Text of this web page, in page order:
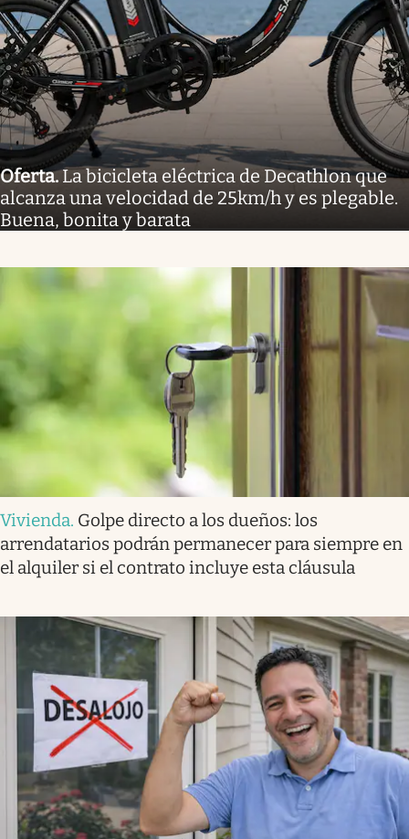
Oferta.La bicicleta eléctrica de Decathlon que
alcanza una velocidad de 25km/h y es plegable.
Buena, bonita y barata
Vivienda. Golpe directo a los dueños: los
arrendatarios podrán permanecer para siempre en
el alquiler si el contrato incluye esta cláusula